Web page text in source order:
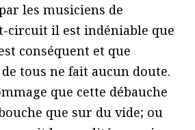
les musiciens de
circuit il est indéniable que
conséquent et que
tous ne fait aucun doute.
que cette débauche
que sur du vide; ou